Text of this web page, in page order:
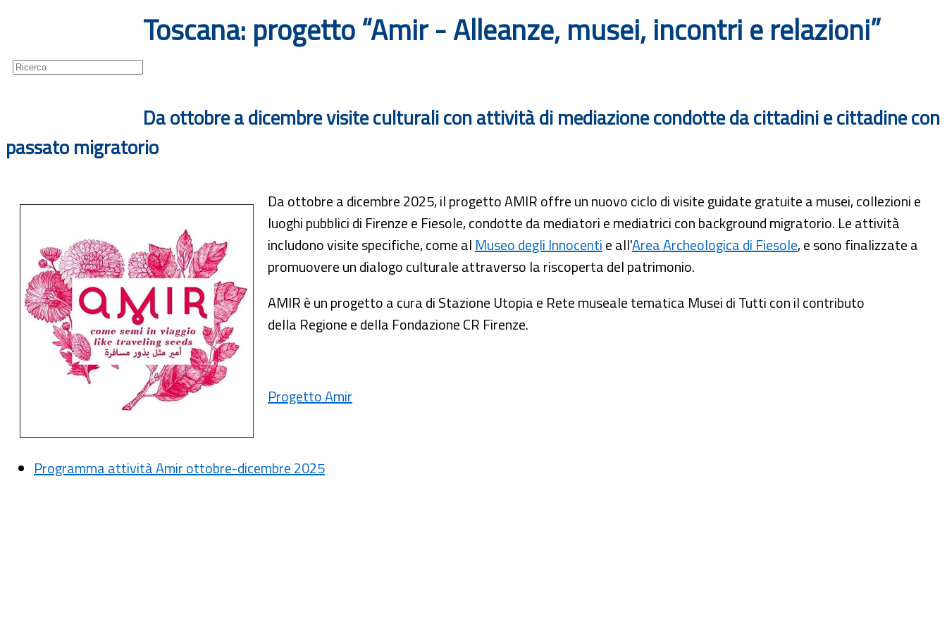
Toscana: progetto “Amir - Alleanze, musei, incontri e relazioni”
Da ottobre a dicembre visite culturali con attività di mediazione condotte da cittadini e cittadine con
passato migratorio
Da ottobre a dicembre 2025, il progetto AMIR offre un nuovo ciclo di visite guidate gratuite a musei, collezioni e
luoghi pubblici di Firenze e Fiesole, condotte da mediatori e mediatrici con background migratorio. Le attività
includono visite specifiche, come al Museo degli Innocentie all'Area Archeologica di Fiesole, e sono finalizzate a
promuovere un dialogo culturale attraverso la riscoperta del patrimonio.
AMIR è un progetto a cura di Stazione Utopia e Rete museale tematica Musei di Tutti con il contributo
della Regione e della Fondazione CR Firenze.
Progetto Amir
Programma attività Amir ottobre-dicembre 2025